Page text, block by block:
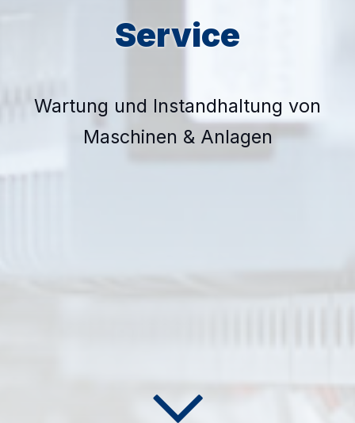
Service
Wartung und Instandhaltung von
Maschinen & Anlagen